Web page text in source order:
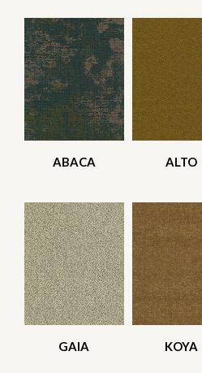
ABACA ALTO
GAIA KOYA